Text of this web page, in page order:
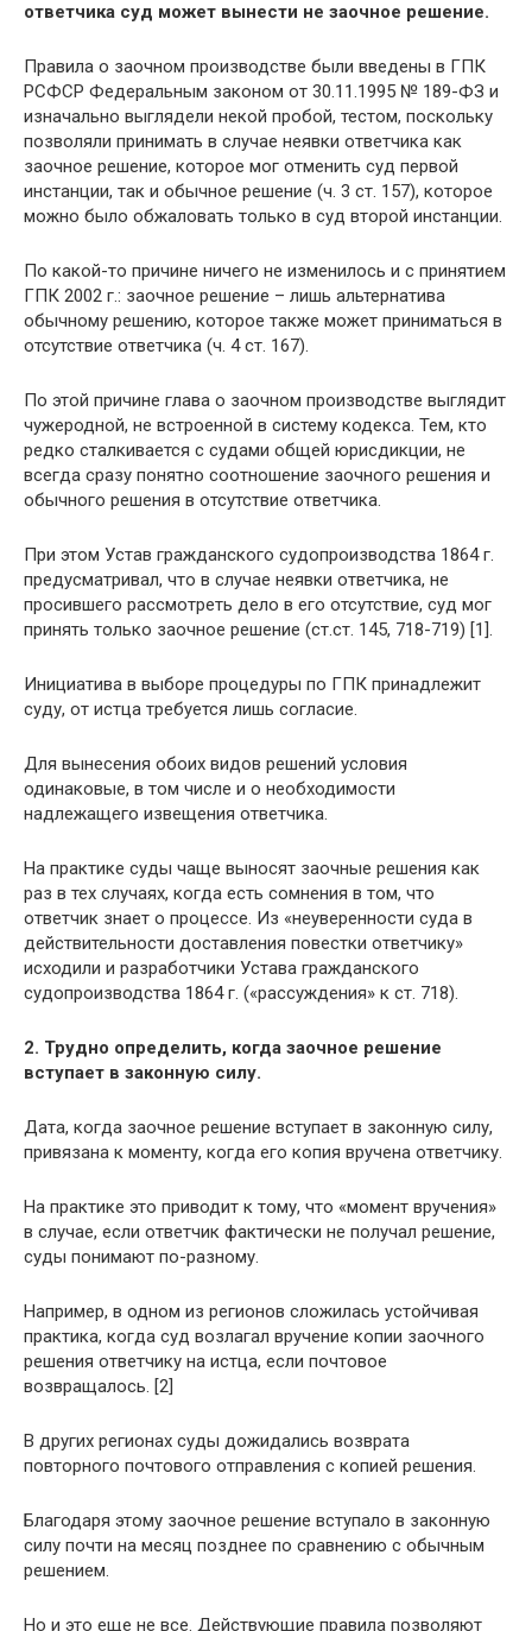
ответчика суд может вынести не заочное решение.
Правила о заочном производстве были введены в ГПК
РСФСР Федеральным законом от 30.11.1995 № 189-ФЗ и
изначально выглядели некой пробой, тестом, поскольку
позволяли принимать в случае неявки ответчика как
заочное решение, которое мог отменить суд первой
инстанции, так и обычное решение (ч. 3 ст. 157), которое
можно было обжаловать только в суд второй инстанции.
По какой-то причине ничего не изменилось и с принятием
ГПК 2002 г.: заочное решение – лишь альтернатива
обычному решению, которое также может приниматься в
отсутствие ответчика (ч. 4 ст. 167).
По этой причине глава о заочном производстве выглядит
чужеродной, не встроенной в систему кодекса. Тем, кто
редко сталкивается с судами общей юрисдикции, не
всегда сразу понятно соотношение заочного решения и
обычного решения в отсутствие ответчика.
При этом Устав гражданского судопроизводства 1864 г.
предусматривал, что в случае неявки ответчика, не
просившего рассмотреть дело в его отсутствие, суд мог
принять только заочное решение (ст.ст. 145, 718-719) [1].
Инициатива в выборе процедуры по ГПК принадлежит
суду, от истца требуется лишь согласие.
Для вынесения обоих видов решений условия
одинаковые, в том числе и о необходимости
надлежащего извещения ответчика.
На практике суды чаще выносят заочные решения как
раз в тех случаях, когда есть сомнения в том, что
ответчик знает о процессе. Из «неуверенности суда в
действительности доставления повестки ответчику»
исходили и разработчики Устава гражданского
судопроизводства 1864 г. («рассуждения» к ст. 718).
2. Трудно определить, когда заочное решение
вступает в законную силу.
Дата, когда заочное решение вступает в законную силу,
привязана к моменту, когда его копия вручена ответчику.
На практике это приводит к тому, что «момент вручения»
в случае, если ответчик фактически не получал решение,
суды понимают по-разному.
Например, в одном из регионов сложилась устойчивая
практика, когда суд возлагал вручение копии заочного
решения ответчику на истца, если почтовое
возвращалось. [2]
В других регионах суды дожидались возврата
повторного почтового отправления с копией решения.
Благодаря этому заочное решение вступало в законную
силу почти на месяц позднее по сравнению с обычным
решением.
Но и это еще не все. Действующие правила позволяют